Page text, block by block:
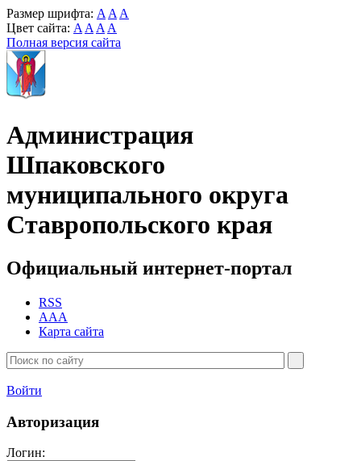
Размер шрифта: A A A
Цвет сайта: A A A A
Полная версия сайта
Администрация
Шпаковского
муниципального округа
Ставропольского края
Официальный интернет-портал
RSS
AAA
Карта сайта
Войти
Авторизация
Логин: